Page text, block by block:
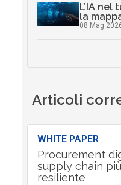
L’IA nel
la
08 Mag
Articoli
WHITE PAPER
Procurement
supply chain
resiliente